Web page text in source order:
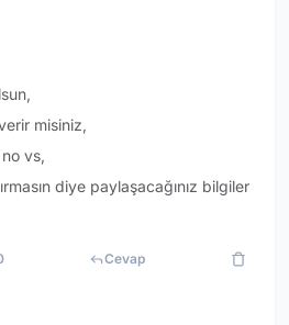
misiniz,
no vs,
diye paylaşacağınız bilgiler
Cevap